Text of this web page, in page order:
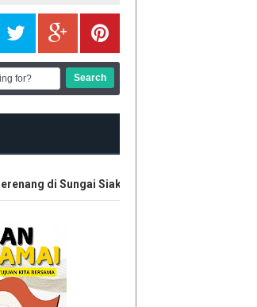
di Sungai Siak Ditemukan